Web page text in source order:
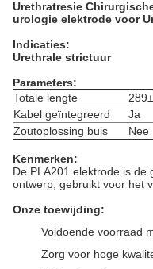
Urethratresie
urologie elektrode voor
Indicaties:
Urethrale strictuur
Parameters:
Totale lengte
Kabel geïntegreerd
Ja
Zoutoplossing buis
Nee
Kenmerken:
De PLA201 elektrode is de
ontwerp, gebruikt voor het
Onze toewijding:
Voldoende voorraad
Zorg voor hoge